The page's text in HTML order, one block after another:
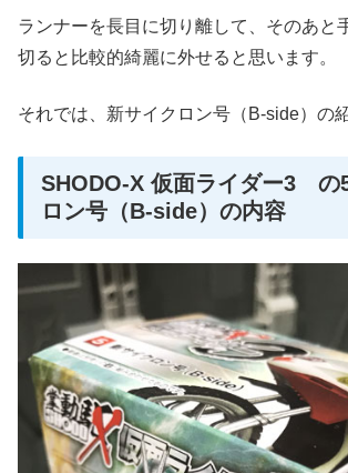
ランナーを長目に切り離して、そのあと
切ると比較的綺麗に外せると思います。
それでは、新サイクロン号（B-side）の
SHODO-X 仮面ライダー3 の
ロン号（B-side）の内容